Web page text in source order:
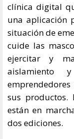
clínica digital
una aplicación
situación de
cuide las
ejercitar y
aislamiento
sus productos.
están en
dos ediciones.